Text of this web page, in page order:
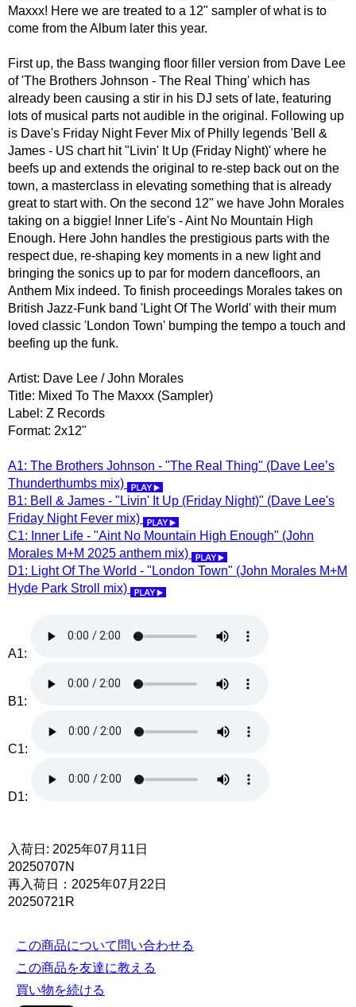
Maxxx! Here we are treated to a 12" sampler of what is to
come from the Album later this year.
First up, the Bass twanging floor filler version from Dave Lee
of 'The Brothers Johnson - The Real Thing' which has
already been causing a stir in his DJ sets of late, featuring
lots of musical parts not audible in the original. Following up
is Dave's Friday Night Fever Mix of Philly legends 'Bell &
James - US chart hit "Livin' It Up (Friday Night)' where he
beefs up and extends the original to re-step back out on the
town, a masterclass in elevating something that is already
great to start with. On the second 12" we have John Morales
taking on a biggie! Inner Life's - Aint No Mountain High
Enough. Here John handles the prestigious parts with the
respect due, re-shaping key moments in a new light and
bringing the sonics up to par for modern dancefloors, an
Anthem Mix indeed. To finish proceedings Morales takes on
British Jazz-Funk band 'Light Of The World' with their mum
loved classic 'London Town' bumping the tempo a touch and
beefing up the funk.
Artist: Dave Lee / John Morales
Title: Mixed To The Maxxx (Sampler)
Label: Z Records
Format: 2x12"
A1: The Brothers Johnson - "The Real Thing" (Dave Lee’s
Thunderthumbs mix)
B1: Bell & James - "Livin' It Up (Friday Night)" (Dave Lee's
Friday Night Fever mix)
C1: Inner Life - "Aint No Mountain High Enough" (John
Morales M+M 2025 anthem mix)
D1: Light Of The World - "London Town" (John Morales M+M
Hyde Park Stroll mix)
A1:
B1:
C1:
D1:
入荷日: 2025年07月11日
20250707N
再入荷日：2025年07月22日
20250721R
この商品について問い合わせる
この商品を友達に教える
買い物を続ける